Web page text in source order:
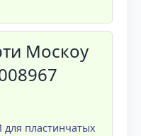
Москоу
пластинчатых